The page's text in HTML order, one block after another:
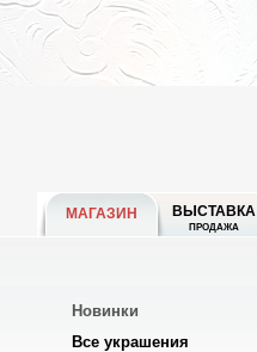
МАГАЗИН ВЫСТАВКА
ПРОДАЖА
Новинки
Все украшения